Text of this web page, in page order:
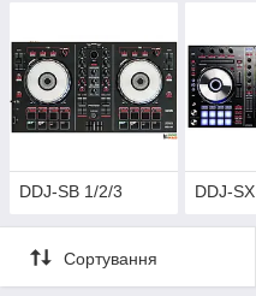
DDJ-SB 1/2/3 DDJ-SX
Сортування